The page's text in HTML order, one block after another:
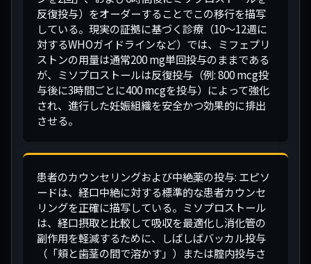
反復投与）をオーダーすることでこの移行を描写
している。現実の証拠に基づく診療（10〜12週に
対するWHOガイドラインなど）では、ミフェプリ
ストンの用量は通常200 mg単回投与のままである
が、ミソプロストールは反復投与（例: 800 mcg投
与後に3時間ごとに400 mcgを投与）によって強化
され、進行した妊娠組織を安全かつ効果的に排出
させる。
患者のカウンセリングおよび中絶薬の投与: エピソ
ードは、経口中絶に対する標準的な患者カウンセ
リングを正確に描写している。ミソプロストール
は、経口摂取と比較して吸収を最適化し消化管の
副作用を軽減するために、しばしばバッカル投与
（「頬と歯茎の間で溶かす」）または腟内投与さ